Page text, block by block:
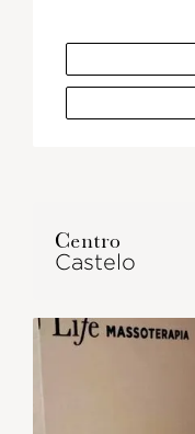
Centro
Castelo